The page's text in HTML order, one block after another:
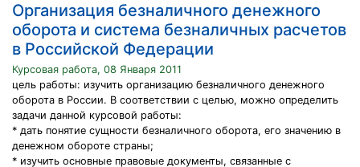
Организация безналичного денежного
оборота и система безналичных расчетов
в Российской Федерации
Курсовая работа, 08 Января 2011
цель работы: изучить организацию безналичного денежного
оборота в России. В соответствии с целью, можно определить
задачи данной курсовой работы:
* дать понятие сущности безналичного оборота, его значению в
денежном обороте страны;
* изучить основные правовые документы, связанные с